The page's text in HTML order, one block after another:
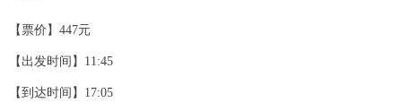
【票价】447元
【出发时间】11:45
【到达时间】17:05